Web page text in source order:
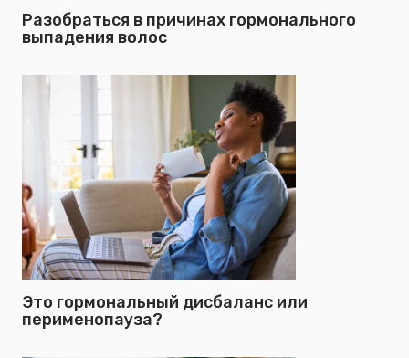
Разобраться в причинах гормонального
выпадения волос
Это гормональный дисбаланс или
перименопауза?